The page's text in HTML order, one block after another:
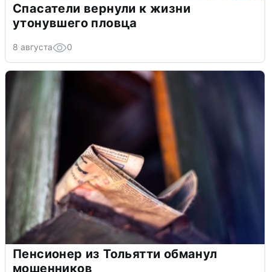
Спасатели вернули к жизни
утонувшего пловца
8 августа 0
Пенсионер из Тольятти обманул
мошенников